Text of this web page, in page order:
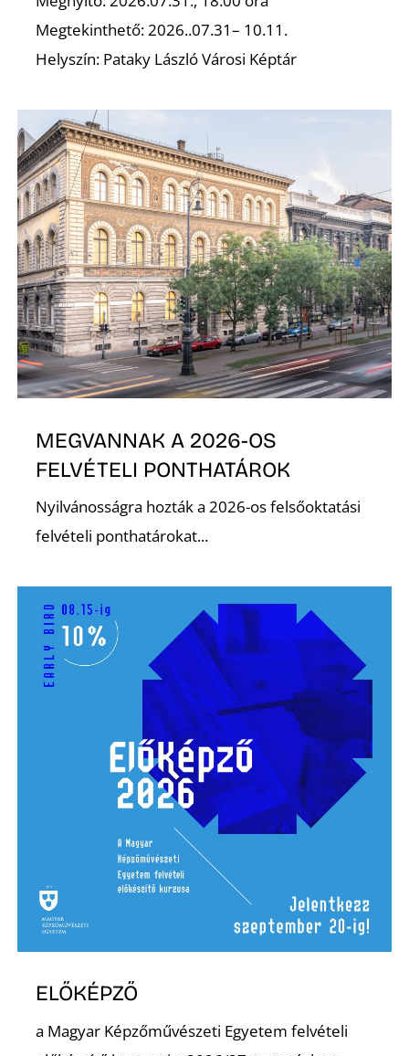
Megtekinthető: 2026..07.31– 10.11.
Helyszín: Pataky László Városi Képtár
MEGVANNAK A 2026-OS
FELVÉTELI PONTHATÁROK
Nyilvánosságra hozták a 2026-os felsőoktatási
felvételi ponthatárokat...
ELŐKÉPZŐ
a Magyar Képzőművészeti Egyetem felvételi